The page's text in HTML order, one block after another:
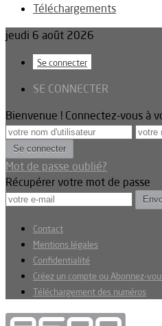
Téléchargements
jeudi 6 août 2026
Se connecter
SE CONNECTER
Bienvenue ! Connectez-vous à
Mot de passe oublié?
Récupérer votre mot de passe
Contact
Mentions légales
Confidentialité
Créez un compte ou Abonnez-
Téléchargement des numéros